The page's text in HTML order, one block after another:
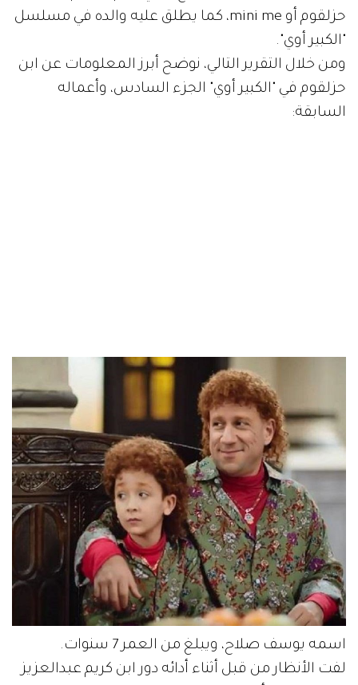
حزلقوم أو mini me، كما يطلق عليه والده في مسلسل
"الكبير أوي".
ومن خلال التقرير التالي، نوضح أبرز المعلومات عن ابن
حزلقوم في "الكبير أوي" الجزء السادس، وأعماله
السابقة:
اسمه يوسف صلاح، ويبلغ من العمر 7 سنوات.
لفت الأنظار من قبل أثناء أدائه دور ابن كريم عبدالعزيز